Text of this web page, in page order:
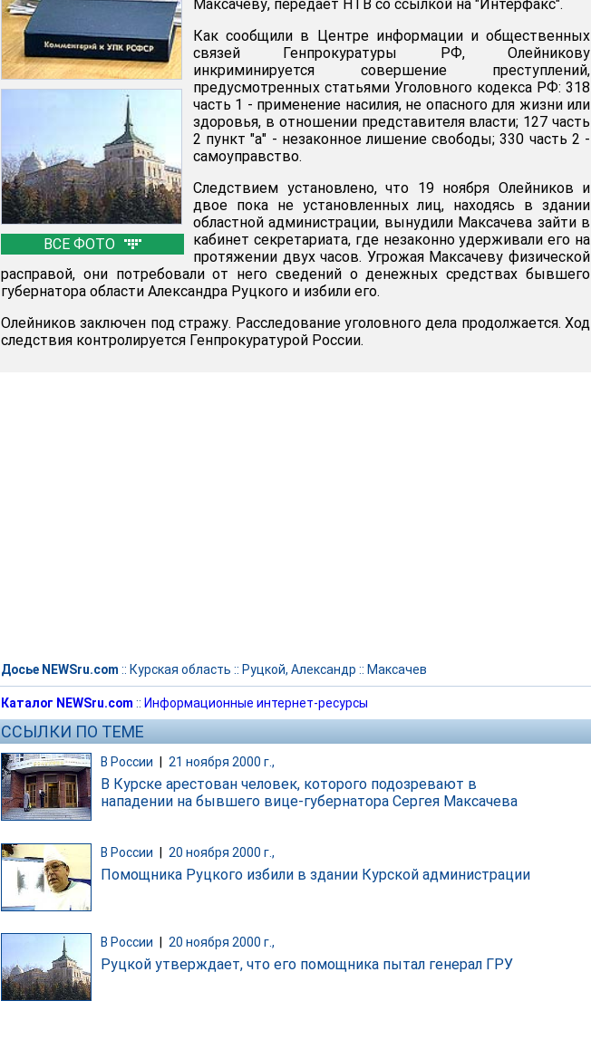
ВСЕ ФОТО
Максачеву, передает НТВ со ссылкой на "Интерфакс".
Как сообщили в Центре информации и общественных
связей Генпрокуратуры РФ, Олейникову
инкриминируется совершение преступлений,
предусмотренных статьями Уголовного кодекса РФ: 318
часть 1 - применение насилия, не опасного для жизни или
здоровья, в отношении представителя власти; 127 часть
2 пункт "а" - незаконное лишение свободы; 330 часть 2 -
самоуправство.
Следствием установлено, что 19 ноября Олейников и
двое пока не установленных лиц, находясь в здании
областной администрации, вынудили Максачева зайти в
кабинет секретариата, где незаконно удерживали его на
протяжении двух часов. Угрожая Максачеву физической
расправой, они потребовали от него сведений о денежных средствах бывшего
губернатора области Александра Руцкого и избили его.
Олейников заключен под стражу. Расследование уголовного дела продолжается. Ход
следствия контролируется Генпрокуратурой России.
Досье NEWSru.com :: Курская область :: Руцкой, Александр :: Максачев
Каталог NEWSru.com :: Информационные интернет-ресурсы
ССЫЛКИ ПО ТЕМЕ
В России 21 ноября 2000 г.,
В Курске арестован человек, которого подозревают в
нападении на бывшего вице-губернатора Сергея Максачева
В России 20 ноября 2000 г.,
Помощника Руцкого избили в здании Курской администрации
В России 20 ноября 2000 г.,
Руцкой утверждает, что его помощника пытал генерал ГРУ